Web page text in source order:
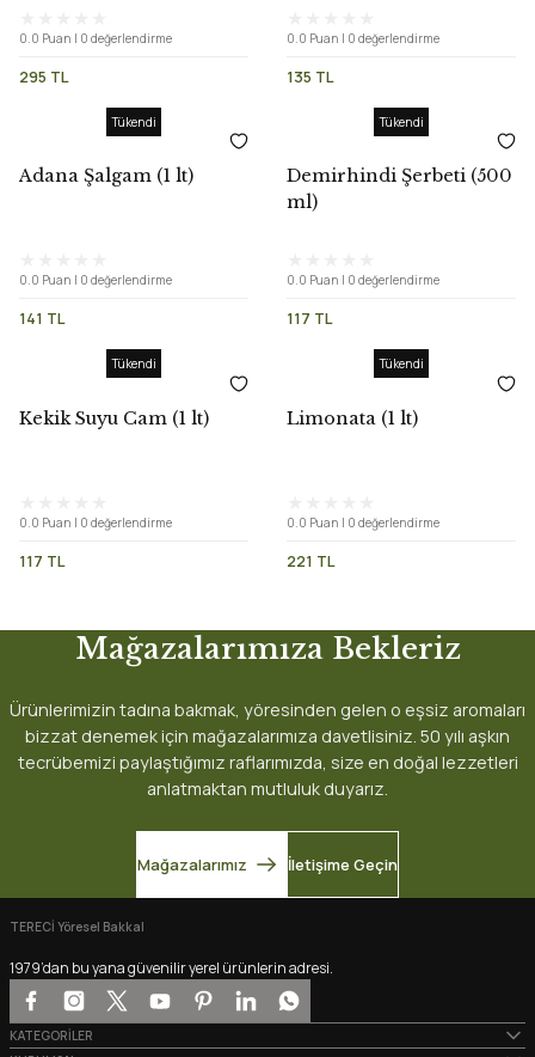
0.0 Puan | 0 değerlendirme
295 TL
0.0 Puan | 0 değerlendirme
135 TL
Tükendi
Adana Şalgam (1 lt)
0.0 Puan | 0 değerlendirme
141 TL
Tükendi
Demirhindi Şerbeti (500
ml)
0.0 Puan | 0 değerlendirme
117 TL
Tükendi
Kekik Suyu Cam (1 lt)
0.0 Puan | 0 değerlendirme
117 TL
Tükendi
Limonata (1 lt)
0.0 Puan | 0 değerlendirme
221 TL
Mağazalarımıza Bekleriz
Ürünlerimizin tadına bakmak, yöresinden gelen o eşsiz aromaları
bizzat denemek için mağazalarımıza davetlisiniz. 50 yılı aşkın
tecrübemizi paylaştığımız raflarımızda, size en doğal lezzetleri
anlatmaktan mutluluk duyarız.
Mağazalarımız İletişime Geçin
TERECİ Yöresel Bakkal
1979’dan bu yana güvenilir yerel ürünlerin adresi.
KATEGORİLER